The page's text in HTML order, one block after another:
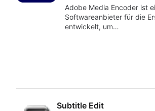
Adobe Media Encoder ist
Softwareanbieter für die
entwickelt, um…
Subtitle Edit